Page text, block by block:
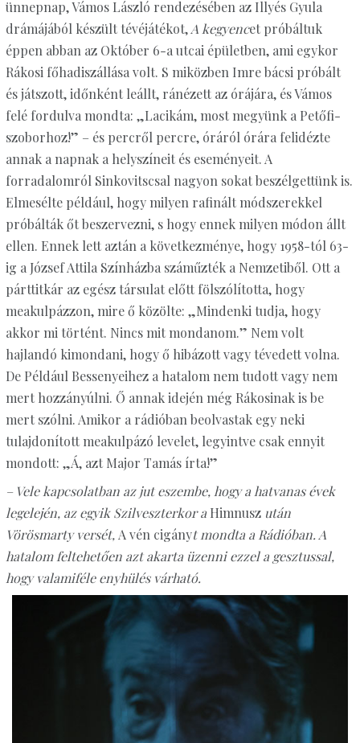
ünnepnap, Vámos László rendezésében az Illyés Gyula
drámájából készült tévéjátékot,A kegyencet próbáltuk
éppen abban az Október 6-a utcai épületben, ami egykor
Rákosi főhadiszállása volt. S miközben Imre bácsi próbált
és játszott, időnként leállt, ránézett az órájára, és Vámos
felé fordulva mondta: „Lacikám, most megyünk a Petőfi-
szoborhoz!” – és percről percre, óráról órára felidézte
annak a napnak a helyszíneit és eseményeit. A
forradalomról Sinkovitscsal nagyon sokat beszélgettünk is.
Elmesélte például, hogy milyen rafinált módszerekkel
próbálták őt beszervezni, s hogy ennek milyen módon állt
ellen. Ennek lett aztán a következménye, hogy 1958-tól 63-
ig a József Attila Színházba száműzték a Nemzetiből. Ott a
párttitkár az egész társulat előtt fölszólította, hogy
meakulpázzon, mire ő közölte: „Mindenki tudja, hogy
akkor mi történt. Nincs mit mondanom.” Nem volt
hajlandó kimondani, hogy ő hibázott vagy tévedett volna.
De Például Bessenyeihez a hatalom nem tudott vagy nem
mert hozzányúlni. Ő annak idején még Rákosinak is be
mert szólni. Amikor a rádióban beolvastak egy neki
tulajdonított meakulpázó levelet, legyintve csak ennyit
mondott: „Á, azt Major Tamás írta!”
– Vele kapcsolatban az jut eszembe, hogy a hatvanas évek
legelején, az egyik Szilveszterkor a Himnuszután
Vörösmarty versét,A vén cigányt mondta a Rádióban. A
hatalom feltehetően azt akarta üzenni ezzel a gesztussal,
hogy valamiféle enyhülés várható.